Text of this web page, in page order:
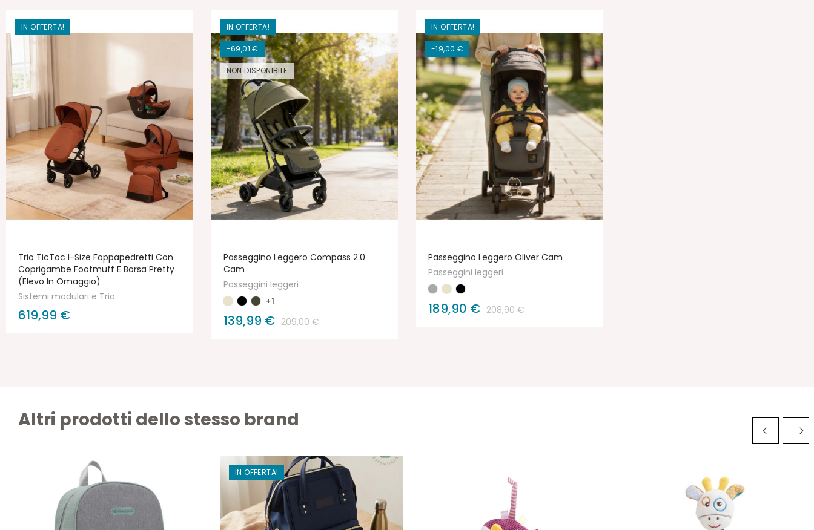
IN OFFERTA!
Trio TicToc I-Size Foppapedretti Con
Coprigambe Footmuff E Borsa Pretty
(elevo In Omaggio)
Sistemi modulari e Trio
619,99 €
IN OFFERTA!
-69,01 €
NON DISPONIBILE
Passeggino Leggero Compass 2.0
Cam
Passeggini leggeri
+1
139,99 € 209,00 €
IN OFFERTA!
-19,00 €
Passeggino Leggero Oliver Cam
Passeggini leggeri
189,90 € 208,90 €
Altri prodotti dello stesso brand
IN OFFERTA!